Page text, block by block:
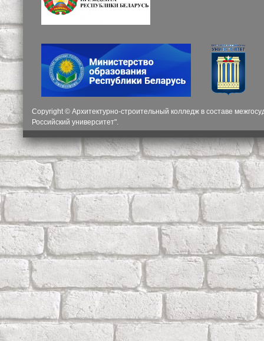
Copyright © Архитектурно-строительный колледж в составе
Российский университет".